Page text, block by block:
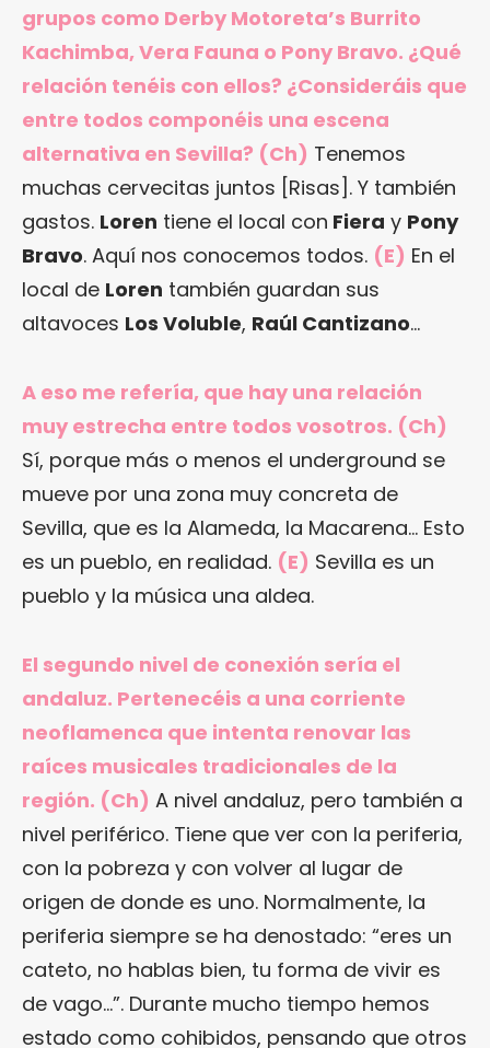
grupos como Derby Motoreta’s Burrito
Kachimba, Vera Fauna o Pony Bravo. ¿Qué
relación tenéis con ellos? ¿Consideráis que
entre todos componéis una escena
alternativa en Sevilla? (Ch) Tenemos
muchas cervecitas juntos [Risas]. Y también
gastos. Loren tiene el local con Fiera y Pony
Bravo. Aquí nos conocemos todos. (E) En el
local de Loren también guardan sus
altavoces Los Voluble, Raúl Cantizano…
A eso me refería, que hay una relación
muy estrecha entre todos vosotros. (Ch)
Sí, porque más o menos el underground se
mueve por una zona muy concreta de
Sevilla, que es la Alameda, la Macarena… Esto
es un pueblo, en realidad. (E) Sevilla es un
pueblo y la música una aldea.
El segundo nivel de conexión sería el
andaluz. Pertenecéis a una corriente
neoflamenca que intenta renovar las
raíces musicales tradicionales de la
región. (Ch) A nivel andaluz, pero también a
nivel periférico. Tiene que ver con la periferia,
con la pobreza y con volver al lugar de
origen de donde es uno. Normalmente, la
periferia siempre se ha denostado: “eres un
cateto, no hablas bien, tu forma de vivir es
de vago…”. Durante mucho tiempo hemos
estado como cohibidos, pensando que otros